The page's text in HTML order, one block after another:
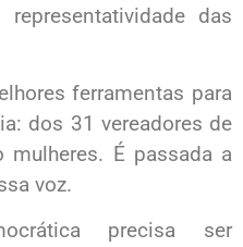
das
ferramentas para
dos 31 vereadores de
mulheres. É passada a
voz.
precisa ser